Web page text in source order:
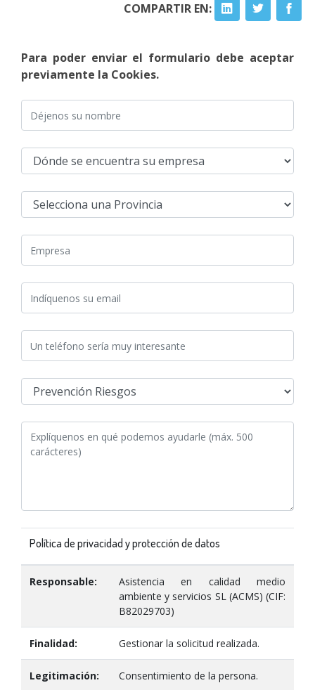
COMPARTIR EN:
Para poder enviar el formulario debe aceptar
previamente la Cookies.
Política de privacidad y protección de datos
Responsable:
Asistencia en calidad medio
ambiente y servicios SL (ACMS) (CIF:
B82029703)
Finalidad: Gestionar la solicitud realizada.
Legitimación: Consentimiento de la persona.